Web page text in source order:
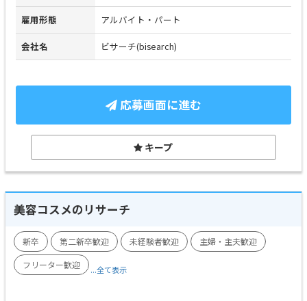
雇用形態 アルバイト・パート
会社名 ビサーチ(bisearch)
応募画面に進む
キープ
美容コスメのリサーチ
新卒 第二新卒歓迎 未経験者歓迎
主婦・主夫歓迎
フリーター歓迎
...全て表示